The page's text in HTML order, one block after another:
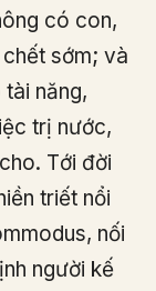
có con,
sớm; và
năng,
trị nước,
Tới đời
triết nổi
nối
người kế